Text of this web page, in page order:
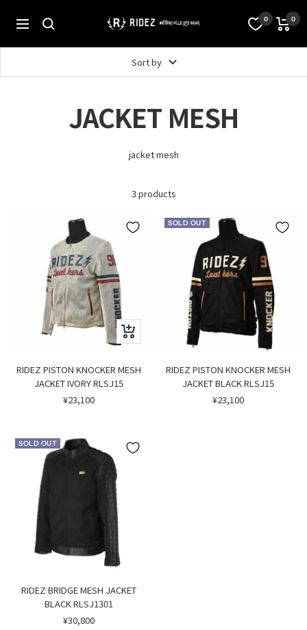
content
Navigation
オ
フ
ィ
ト
ア
0 0
Sort by
JACKET MESH
jacket mesh
3 products
Quick
view
RIDEZ PISTON KNOCKER MESH
JACKET IVORY RLSJ15
Sale
¥23,100
SOLD OUT
RIDEZ PISTON KNOCKER MESH
JACKET BLACK RLSJ15
Sale
¥23,100
SOLD OUT
RIDEZ BRIDGE MESH JACKET
BLACK RLSJ1301
Sale
¥30,800